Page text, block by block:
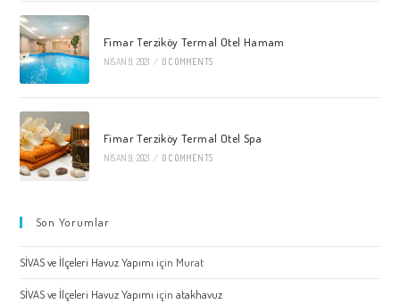
Fimar Terziköy Termal Otel Hamam
NISAN 9, 2021 / 0 COMMENTS
Fimar Terziköy Termal Otel Spa
NISAN 9, 2021 / 0 COMMENTS
Son Yorumlar
SİVAS ve İlçeleri Havuz Yapımı için Murat
SİVAS ve İlçeleri Havuz Yapımı içinatakhavuz